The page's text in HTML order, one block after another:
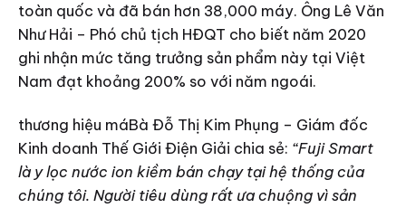
toàn quốc và đã bán hơn 38,000 máy. Ông Lê Văn
Như Hải – Phó chủ tịch HĐQT cho biết năm 2020
ghi nhận mức tăng trưởng sản phẩm này tại Việt
Nam đạt khoảng 200% so với năm ngoái.
thương hiệu máBà Đỗ Thị Kim Phụng – Giám đốc
Kinh doanh Thế Giới Điện Giải chia sẻ: “Fuji Smart
là y lọc nước ion kiềm bán chạy tại hệ thống của
chúng tôi. Người tiêu dùng rất ưa chuộng vì sản